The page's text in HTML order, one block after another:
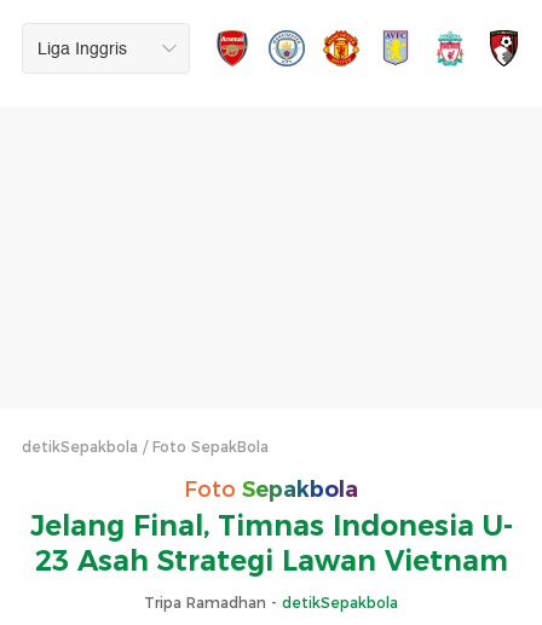
detikSepakbola Foto SepakBola
Foto Sepakbola
Jelang Final, Timnas Indonesia U-
23 Asah Strategi Lawan Vietnam
Tripa Ramadhan - detikSepakbola